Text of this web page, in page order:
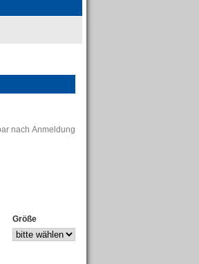
nach Anmeldung
Größe